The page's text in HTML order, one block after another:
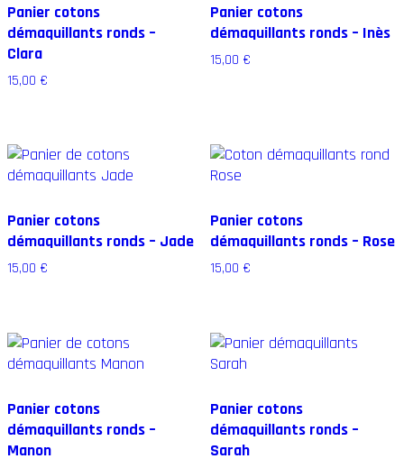
Panier cotons
démaquillants ronds –
Clara
15,00 €
Panier cotons
démaquillants ronds – Inès
15,00 €
Panier cotons
démaquillants ronds – Jade
15,00 €
Panier cotons
démaquillants ronds – Rose
15,00 €
Panier cotons
démaquillants ronds –
Manon
Panier cotons
démaquillants ronds –
Sarah